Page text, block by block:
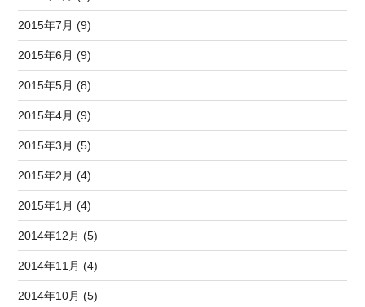
2015年7月 (9)
2015年6月 (9)
2015年5月 (8)
2015年4月 (9)
2015年3月 (5)
2015年2月 (4)
2015年1月 (4)
2014年12月 (5)
2014年11月 (4)
2014年10月 (5)